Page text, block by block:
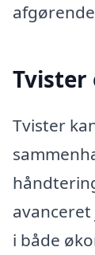
Tvister
Tvister
i både